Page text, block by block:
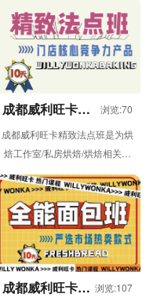
成都威利旺卡精
浏览:70
成都威利旺卡精致法点班是为烘
焙工作室/私房烘焙/烘焙相关创
业者人群开设的课程，包括玛德
琳/法式挞/歌剧院/马卡龙/慕斯/...
成都威利旺卡全 浏览:107